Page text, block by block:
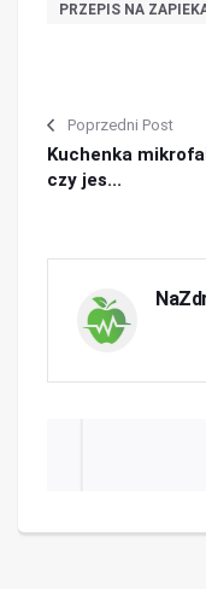
PRZEPIS NA
Poprzedni Post
Kuchenka
czy jes...